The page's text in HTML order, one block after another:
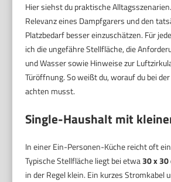
Hier siehst du praktische
Relevanz eines Dampfgarers und den
Platzbedarf besser einzuschätzen. Für
ich die ungefähre Stellfläche, die
und Wasser sowie Hinweise zur
Türöffnung. So weißt du, worauf du bei
achten musst.
Single-Haushalt mit
In einer Ein-Personen-Küche reicht oft ein
Typische Stellfläche liegt bei etwa30 x 30
in der Regel klein. Ein kurzes Stromkabel